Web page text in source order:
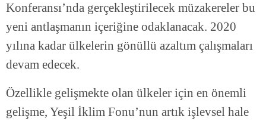
Konferansı’nda gerçekleştirilecek müzakereler bu
yeni antlaşmanın içeriğine odaklanacak. 2020
yılına kadar ülkelerin gönüllü azaltım çalışmaları
devam edecek.
Özellikle gelişmekte olan ülkeler için en önemli
gelişme, Yeşil İklim Fonu’nun artık işlevsel hale